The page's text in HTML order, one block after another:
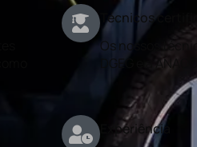
Técnicos
Os nossos
DGEG e a
Experiência